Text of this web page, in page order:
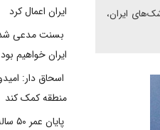
ایران،
ایران اعمال کرد
بسنت مدعی
ایران خواهیم بود
اسحاق دار:
منطقه کمک کند